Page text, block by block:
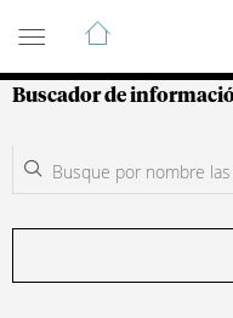
Guía de
Buscador de